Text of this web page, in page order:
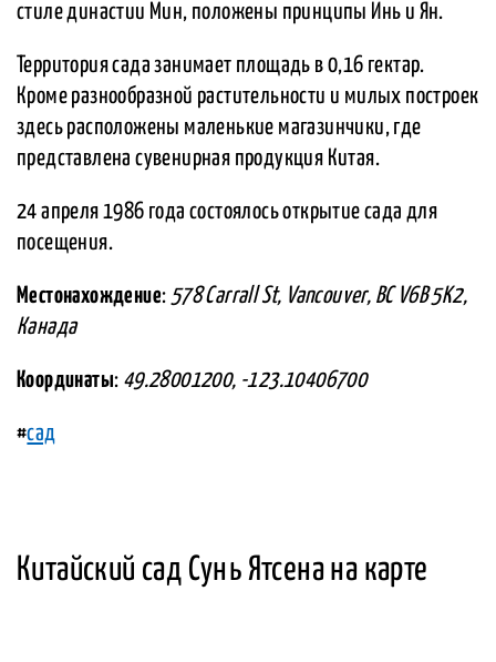
стиле династии Мин, положены принципы Инь и Ян.
Территория сада занимает площадь в 0,16 гектар.
Кроме разнообразной растительности и милых построек
здесь расположены маленькие магазинчики, где
представлена сувенирная продукция Китая.
24 апреля 1986 года состоялось открытие сада для
посещения.
Местонахождение: 578 Carrall St, Vancouver, BC V6B 5K2,
Канада
Координаты: 49.28001200, -123.10406700
#сад
Китайский сад Сунь Ятсена на карте